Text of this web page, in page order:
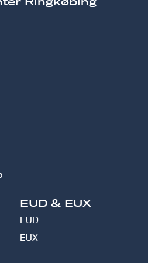
EUD & EUX
EUD
EUX